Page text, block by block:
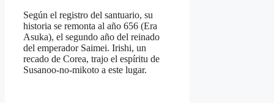
Según el registro del santuario, su
historia se remonta al año 656 (Era
Asuka), el segundo año del reinado
del emperador Saimei. Irishi, un
recado de Corea, trajo el espíritu de
Susanoo-no-mikoto a este lugar.